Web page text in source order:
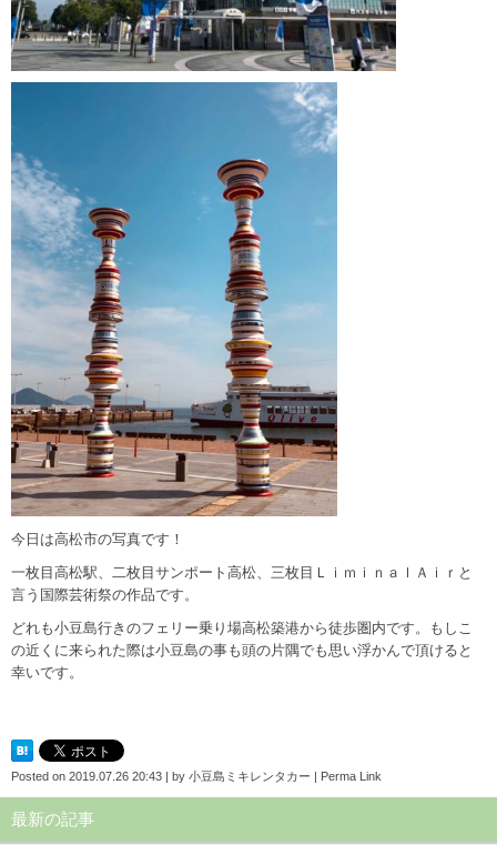
今日は高松市の写真です！
一枚目高松駅、二枚目サンポート高松、三枚目ＬｉｍｉｎａｌＡｉｒと
言う国際芸術祭の作品です。
どれも小豆島行きのフェリー乗り場高松築港から徒歩圏内です。もしこ
の近くに来られた際は小豆島の事も頭の片隅でも思い浮かんで頂けると
幸いです。
Posted on 2019.07.26 20:43 by 小豆島ミキレンタカー Perma Link
最新の記事